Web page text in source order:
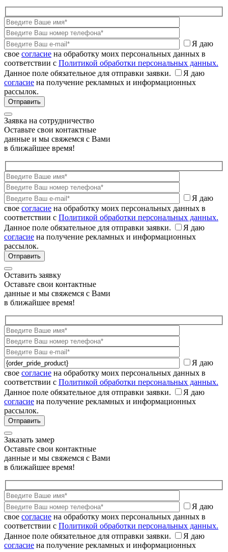
Я даю
свое согласие на обработку моих персональных данных в
соответствии с Политикой обработки персональных данных.
Данное поле обязательное для отправки заявки.
Я даю
согласие на получение рекламных и информационных
рассылок.
Заявка на сотрудничество
Оставьте свои контактные
данные и мы свяжемся с Вами
в ближайшее время!
Я даю
свое согласие на обработку моих персональных данных в
соответствии с Политикой обработки персональных данных.
Данное поле обязательное для отправки заявки.
Я даю
согласие на получение рекламных и информационных
рассылок.
Оставить заявку
Оставьте свои контактные
данные и мы свяжемся с Вами
в ближайшее время!
Я даю
свое согласие на обработку моих персональных данных в
соответствии с Политикой обработки персональных данных.
Данное поле обязательное для отправки заявки.
Я даю
согласие на получение рекламных и информационных
рассылок.
Заказать замер
Оставьте свои контактные
данные и мы свяжемся с Вами
в ближайшее время!
Я даю
свое согласие на обработку моих персональных данных в
соответствии с Политикой обработки персональных данных.
Данное поле обязательное для отправки заявки.
Я даю
согласие на получение рекламных и информационных